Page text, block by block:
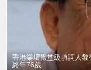
香港樂壇殿堂級填詞人
終年76歲